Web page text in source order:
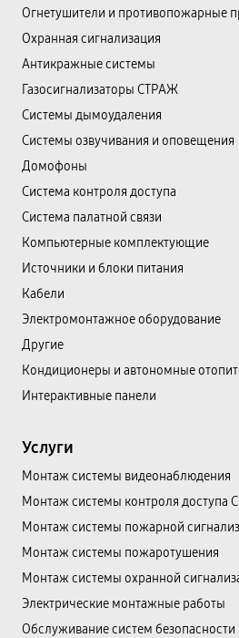
Огнетушители и противопожарные
Охранная сигнализация
Антикражные системы
Газосигнализаторы СТРАЖ
Системы дымоудаления
Системы озвучивания и оповещения
Домофоны
Система контроля доступа
Система палатной связи
Компьютерные комплектующие
Источники и блоки питания
Кабели
Электромонтажное оборудование
Другие
Кондиционеры и автономные
Интерактивные панели
Услуги
Монтаж системы видеонаблюдения
Монтаж системы контроля доступа
Монтаж системы пожарной
Монтаж системы пожаротушения
Монтаж системы охранной
Электрические монтажные работы
Обслуживание систем безопасности